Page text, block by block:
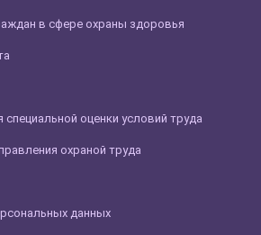
в сфере охраны здоровья
оценки условий труда
охраной труда
данных